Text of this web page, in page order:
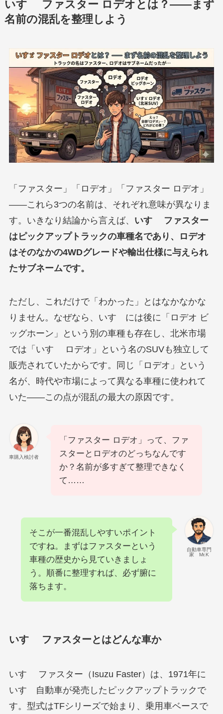
いすゞ ファスター ロデオとは？——まず
名前の混乱を整理しよう
「ファスター」「ロデオ」「ファスター ロデオ」
——これら3つの名前は、それぞれ意味が異なりま
す。いきなり結論から言えば、 いすゞ ファスター
はピックアップトラックの車種名であり、ロデオ
はそのなかの4WDグレードや輸出仕様に与えられ
たサブネームです。
ただし、これだけで「わかった」とはなかなかな
りません。なぜなら、いすゞには後に「ロデオ ビ
ッグホーン」という別の車種も存在し、北米市場
では「いすゞ ロデオ」という名のSUVも独立して
販売されていたからです。同じ「ロデオ」という
名が、時代や市場によって異なる車種に使われて
いた——この点が混乱の最大の原因です。
車購入検討者
「ファスター ロデオ」って、ファ
スターとロデオのどっちなんです
か？名前が多すぎて整理できなく
て……
自動車専門
家 Mr.K
そこが一番混乱しやすいポイント
ですね。まずはファスターという
車種の歴史から見ていきましょ
う。順番に整理すれば、必ず腑に
落ちます。
いすゞ ファスターとはどんな車か
いすゞ ファスター（Isuzu Faster）は、1971年に
いすゞ自動車が発売したピックアップトラックで
す。型式はTFシリーズで始まり、乗用車ベースで